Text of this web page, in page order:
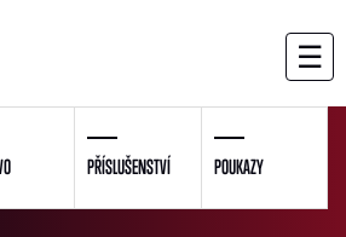
☰
PŘÍSLUŠENSTVÍ POUKAZY